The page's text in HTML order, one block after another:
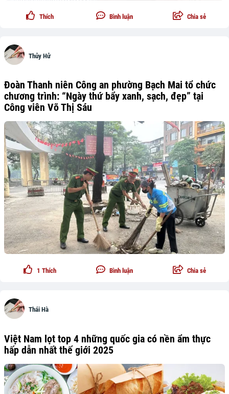
Thích Bình luận Chia sẻ
Thủy Hử
Đoàn Thanh niên Công an phường Bạch Mai tổ chức
chương trình: “Ngày thứ bẩy xanh, sạch, đẹp” tại
Công viên Võ Thị Sáu
1 Thích Bình luận Chia sẻ
Thái Hà
Việt Nam lọt top 4 những quốc gia có nền ẩm thực
hấp dẫn nhất thế giới 2025